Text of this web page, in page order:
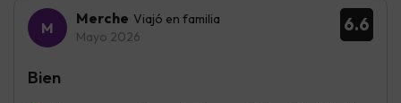
6.6
Merche Viajó en familia
Mayo 2026
Bien